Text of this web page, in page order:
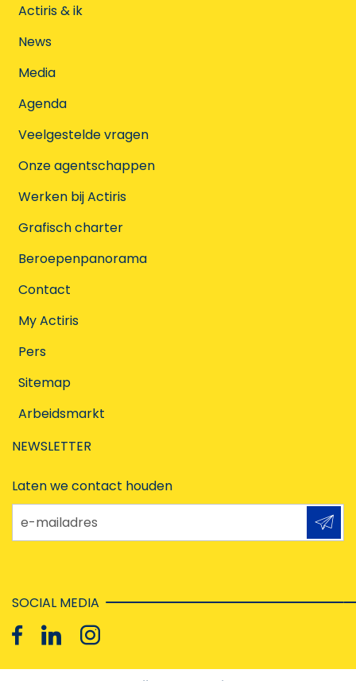
Actiris & ik
News
Media
Agenda
Veelgestelde vragen
Onze agentschappen
Werken bij Actiris
Grafisch charter
Beroepenpanorama
Contact
My Actiris
Pers
Sitemap
Arbeidsmarkt
NEWSLETTER
Laten we contact houden
e-mailadres
SOCIAL MEDIA